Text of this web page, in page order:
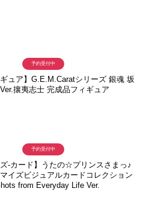
ギュア】G.E.M.Caratシリーズ 銀魂 坂
攘夷志士 完成品フィギュア
予約受付中
ズ-カード】うたの☆プリンスさまっ♪
イズビジュアルカードコレクション
from Everyday Life Ver.
予約受付中